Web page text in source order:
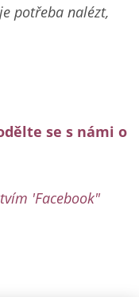
potřeba nalézt,
se s námi o
'Facebook"